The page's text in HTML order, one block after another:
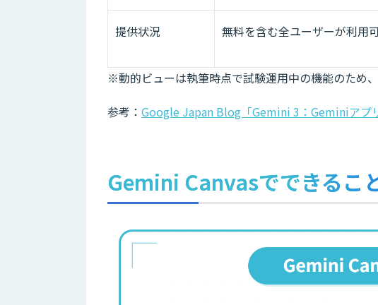
提供状況 無料を含む全ユーザーが利用
※動的ビューは執筆時点で試験運用中の機能のため
参考： Google Japan Blog「Gemini 3：Geminiアプ
Gemini Canvasでできるこ